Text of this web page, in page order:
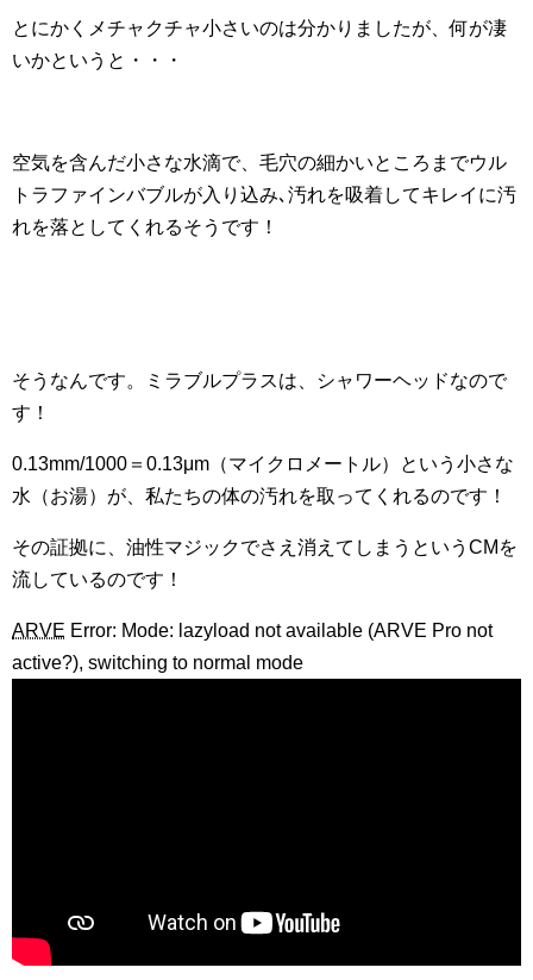
とにかくメチャクチャ小さいのは分かりましたが、何が凄
いかというと・・・
空気を含んだ小さな水滴で、毛穴の細かいところまでウル
トラファインバブルが入り込み､汚れを吸着してキレイに汚
れを落としてくれるそうです！
そうなんです。ミラブルプラスは、シャワーヘッドなので
す！
0.13mm/1000＝0.13μm（マイクロメートル）という小さな
水（お湯）が、私たちの体の汚れを取ってくれるのです！
その証拠に、油性マジックでさえ消えてしまうというCMを
流しているのです！
ARVE Error: Mode: lazyload not available (ARVE Pro not
active?), switching to normal mode